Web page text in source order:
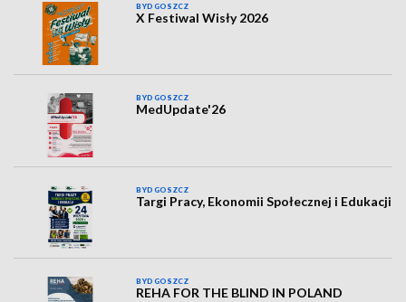
BYDGOSZCZ
X Festiwal Wisły 2026
BYDGOSZCZ
MedUpdate'26
BYDGOSZCZ
Targi Pracy, Ekonomii Społecznej i Edukacji
BYDGOSZCZ
REHA FOR THE BLIND IN POLAND